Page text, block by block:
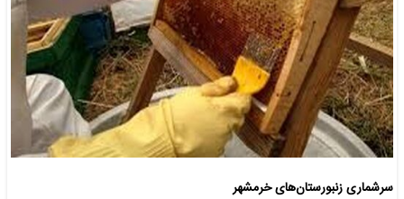
سرشماری زنبورستان‌های خرمشهر